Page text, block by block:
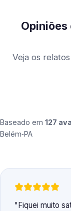
Opiniões
Veja os
Baseado em 127
Belém‑PA
Fiquei muito